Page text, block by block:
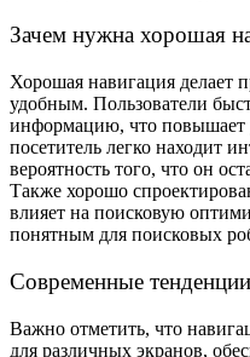
Зачем нужна хорошая
Хорошая навигация делает
удобным. Пользователи
информацию, что повышает
посетитель легко находит
вероятность того, что он
Также хорошо
влияет на поисковую
понятным для поисковых
Современные
Важно отметить, что
для различных экранов,